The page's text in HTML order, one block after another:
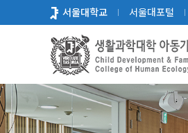
로
뉴
서울대학교 서울대포털